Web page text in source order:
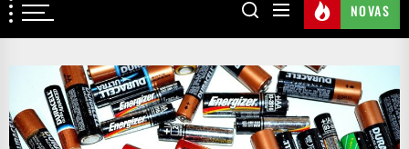
NOVAS